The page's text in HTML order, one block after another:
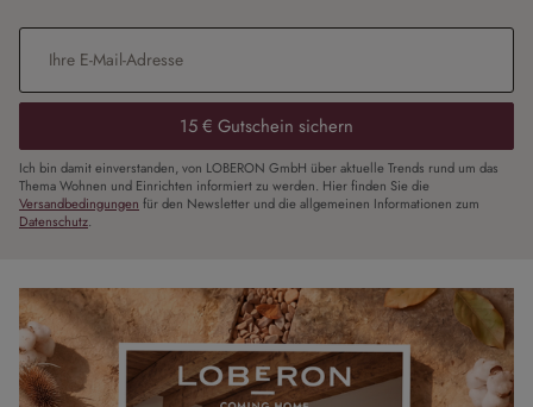
E-Mail-Adresse
15 € Gutschein sichern
Ich bin damit einverstanden, von LOBERON GmbH über aktuelle Trends rund um das
Thema Wohnen und Einrichten informiert zu werden. Hier finden Sie die
Versandbedingungen für den Newsletter und die allgemeinen Informationen zum
Datenschutz.